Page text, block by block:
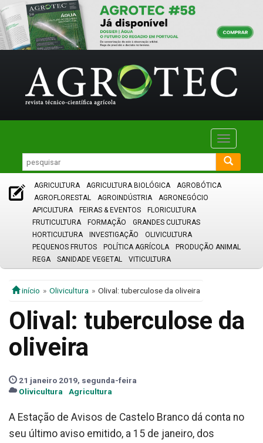
Toggle
AGRICULTURA AGRICULTURA BIOLÓGICA
AGROBÓTICA
AGROFLORESTAL
AGROINDÚSTRIA
AGRONEGÓCIO
APICULTURA
FEIRAS & EVENTOS
FLORICULTURA
FRUTICULTURA
FORMAÇÃO
GRANDES CULTURAS
HORTICULTURA
INVESTIGAÇÃO
OLIVICULTURA
PEQUENOS FRUTOS
POLÍTICA AGRÍCOLA
PRODUÇÃO ANIMAL
REGA
SANIDADE VEGETAL VITICULTURA
início Olivicultura Olival: tuberculose da oliveira
Olival: tuberculose da
oliveira
21 janeiro 2019, segunda-feira
Olivicultura
Agricultura
A Estação de Avisos de Castelo Branco dá conta no
seu último aviso emitido, a 15 de janeiro, dos